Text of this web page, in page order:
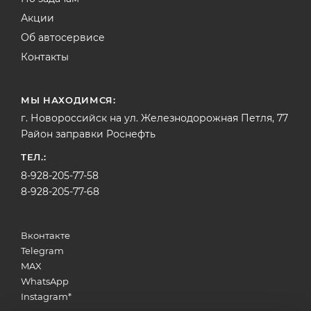
Акции
Об автосервисе
Контакты
МЫ НАХОДИМСЯ:
г. Новороссийск на ул. Железнодорожная Петля, 77
Район заправки Роснефть
ТЕЛ.:
8-928-205-77-58
8-928-205-77-68
Вконтакте
Telegram
MAX
WhatsApp
Instagram*